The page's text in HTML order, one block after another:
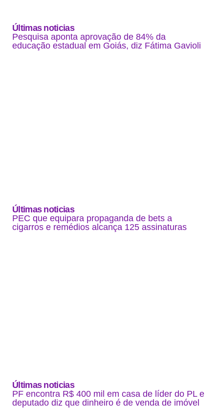
Últimas noticias
Pesquisa aponta aprovação de 84% da
educação estadual em Goiás, diz Fátima Gavioli
Últimas noticias
PEC que equipara propaganda de bets a
cigarros e remédios alcança 125 assinaturas
Últimas noticias
PF encontra R$ 400 mil em casa de líder do PL e
deputado diz que dinheiro é de venda de imóvel